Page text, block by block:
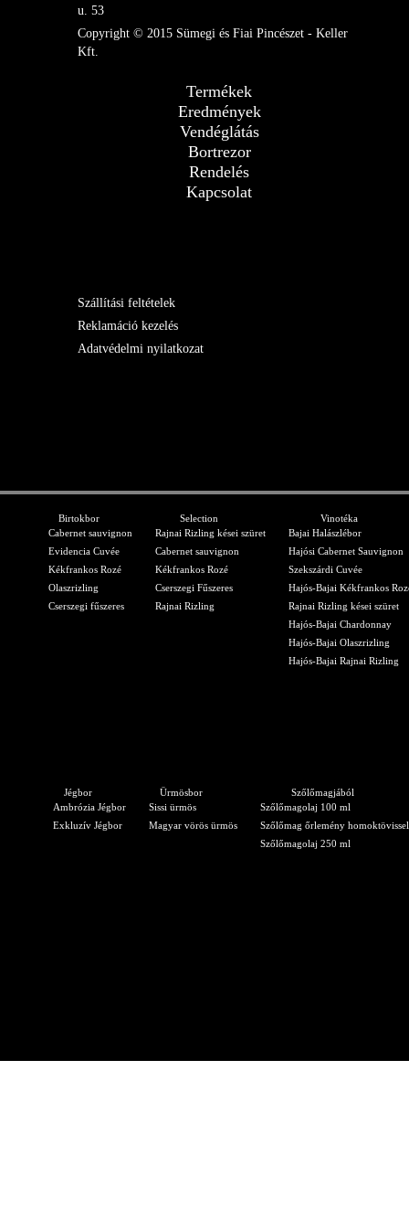
u. 53
Copyright © 2015 Sümegi és Fiai Pincészet - Keller
Kft.
Termékek
Eredmények
Vendéglátás
Bortrezor
Rendelés
Kapcsolat
Szállítási feltételek
Reklamáció kezelés
Adatvédelmi nyilatkozat
Birtokbor
Cabernet sauvignon
Evidencia Cuvée
Kékfrankos Rozé
Olaszrizling
Cserszegi fűszeres
Selection
Rajnai Rizling kései szüret
Cabernet sauvignon
Kékfrankos Rozé
Cserszegi Fűszeres
Rajnai Rizling
Vinotéka
Bajai Halászlébor
Hajósi Cabernet Sauvignon
Szekszárdi Cuvée
Hajós-Bajai Kékfrankos
Rajnai Rizling kései szüret
Hajós-Bajai Chardonnay
Hajós-Bajai Olaszrizling
Hajós-Bajai Rajnai Rizling
Jégbor
Ambrózia Jégbor
Exkluzív Jégbor
Ürmösbor
Sissi ürmös
Magyar vörös ürmös
Szőlőmagjából
Szőlőmagolaj 100 ml
Szőlőmag őrlemény homoktövissel
Szőlőmagolaj 250 ml